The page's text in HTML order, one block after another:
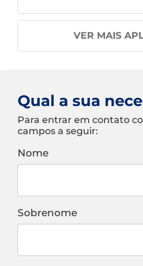
VER MAIS
Qual a sua
Para entrar em contato
campos a seguir:
Nome
Sobrenome